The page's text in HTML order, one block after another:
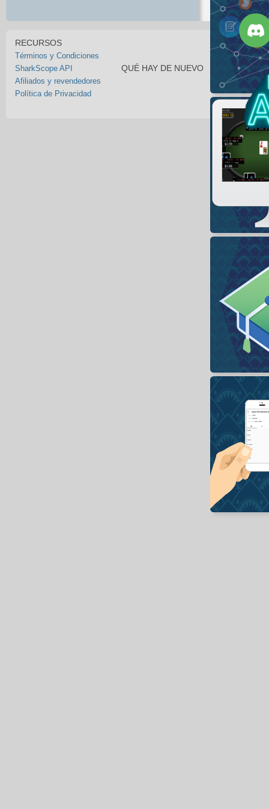
RECURSOS
Términos y Condiciones
SharkScope API
Afiliados y revendedores
Política de Privacidad
QUÉ HAY DE NUEVO